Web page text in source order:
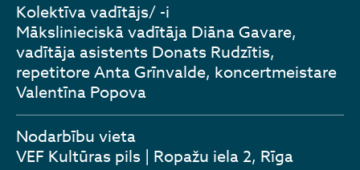
Kolektīva vadītājs/ -i
Mākslinieciskā vadītāja Diāna Gavare,
vadītāja asistents Donats Rudzītis,
repetitore Anta Grīnvalde, koncertmeistare
Valentīna Popova
Nodarbību vieta
VEF Kultūras pils | Ropažu iela 2, Rīga